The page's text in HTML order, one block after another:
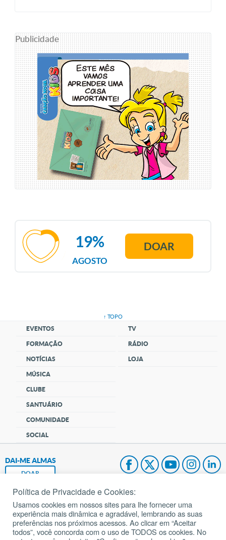
Publicidade
AGOSTO
19% DOAR
↑ TOPO
EVENTOS
FORMAÇÃO
NOTÍCIAS
MÚSICA
CLUBE
SANTUÁRIO
COMUNIDADE
SOCIAL
TV
RÁDIO
LOJA
DAI-ME ALMAS
DOAR
Fundação João Paulo II
Pedido de Oração
Política de Privacidade e Cookies:
Usamos cookies em nossos sites para lhe fornecer uma
experiência mais dinâmica e agradável, lembrando as suas
preferências nos próximos acessos. Ao clicar em “Aceitar
todos”, você concorda com o uso de TODOS os cookies. No